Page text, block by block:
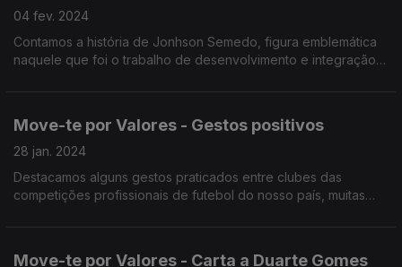
04 fev. 2024
Contamos a história de Jonhson Semedo, figura emblemática
naquele que foi o trabalho de desenvolvimento e integração
Move-te por Valores - Gestos positivos
28 jan. 2024
Destacamos alguns gestos praticados entre clubes das
competições profissionais de futebol do nosso país, muitas
Move-te por Valores - Carta a Duarte Gomes